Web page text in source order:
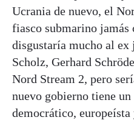
Ucrania de nuevo, el
fiasco submarino jamás
disgustaría mucho al
Scholz, Gerhard
Nord Stream 2, pero
nuevo gobierno tiene
democrático,